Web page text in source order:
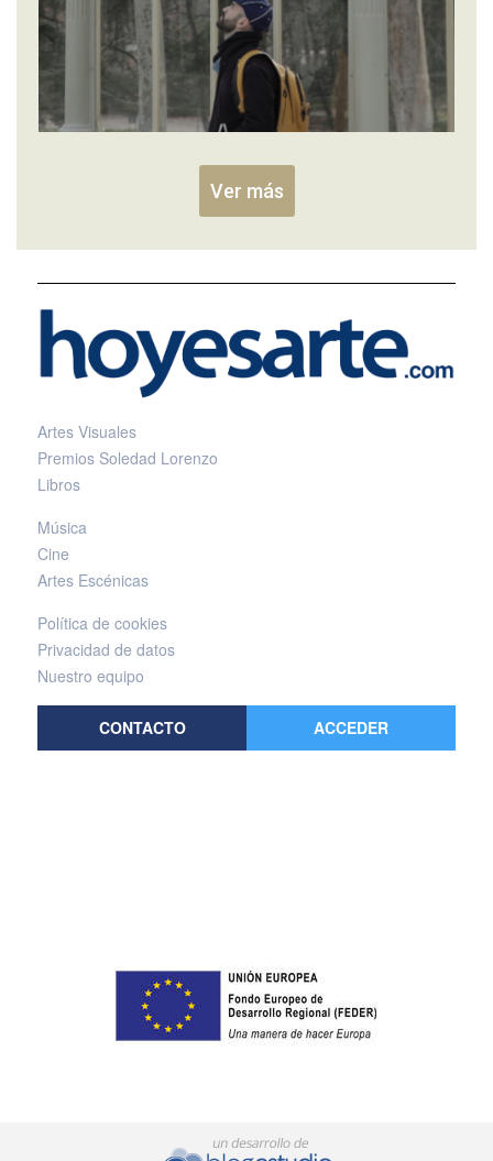
Ver más
Artes Visuales
Premios Soledad Lorenzo
Libros
Música
Cine
Artes Escénicas
Política de cookies
Privacidad de datos
Nuestro equipo
CONTACTO ACCEDER